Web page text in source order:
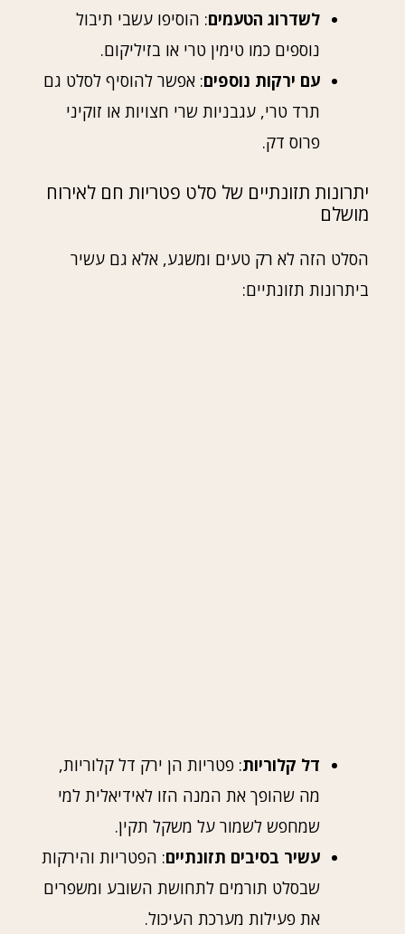
לשדרוג הטעמים: הוסיפו עשבי תיבול
נוספים כמו טימין טרי או בזיליקום.
עם ירקות נוספים: אפשר להוסיף לסלט גם
תרד טרי, עגבניות שרי חצויות או זוקיני
פרוס דק.
יתרונות תזונתיים של סלט פטריות חם לאירוח
מושלם
הסלט הזה לא רק טעים ומשגע, אלא גם עשיר
ביתרונות תזונתיים:
דל קלוריות: פטריות הן ירק דל קלוריות,
מה שהופך את המנה הזו לאידיאלית למי
שמחפש לשמור על משקל תקין.
עשיר בסיבים תזונתיים: הפטריות והירקות
שבסלט תורמים לתחושת השובע ומשפרים
את פעילות מערכת העיכול.